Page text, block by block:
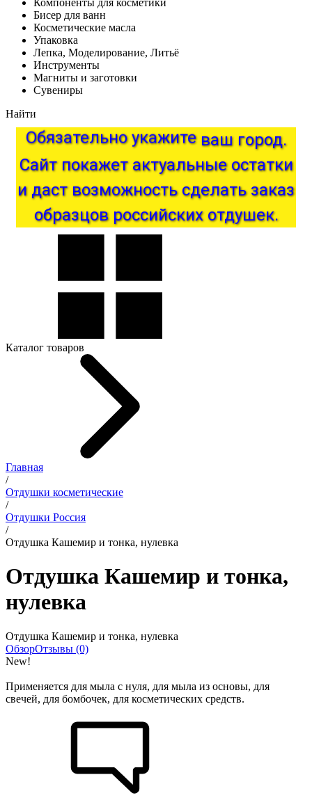
Компоненты для косметики
Бисер для ванн
Косметические масла
Упаковка
Лепка, Моделирование, Литьё
Инструменты
Магниты и заготовки
Сувениры
НайтиОбязательно
укажите ваш город.
Сайт покажет актуальные остатки
и даст возможность сделать заказ
образцов российских отдушек.
Каталог товаров
Главная
/
Отдушки косметические
/
Отдушки Россия
/
Отдушка Кашемир и тонка, нулевка
Отдушка Кашемир и тонка,
нулевка
Отдушка Кашемир и тонка, нулевка
ОбзорОтзывы (0)
New!
Применяется для мыла с нуля, для мыла из основы, для
свечей, для бомбочек, для косметических средств.